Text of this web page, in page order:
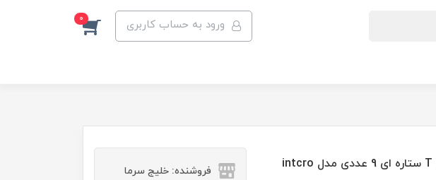
ورود به حساب کاربری 0
فروشنده: خلیج سرما